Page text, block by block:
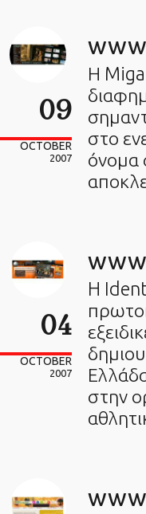
09
OCTOBER
2007
Η Miga
στο
όνομα
04
OCTOBER
2007
H
στην